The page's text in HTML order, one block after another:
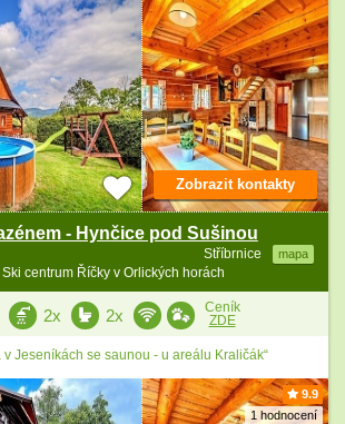
- Hynčice pod Sušinou
Stříbrnice mapa
centrum Říčky v Orlických horách
Zobrazit kontakty
2x 2x
Ceník
ZDE
v Jeseníkách se saunou - u areálu Kraličák“
9.9
1 hodnocení